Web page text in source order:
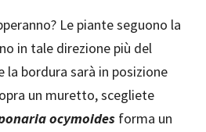
Le piante seguono la
in tale direzione più del
la bordura sarà in posizione
un muretto, scegliete
ocymoides forma un